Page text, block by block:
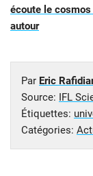
écoute le
autour
Par Eric
Source:
IFL
Étiquettes:
Catégories: